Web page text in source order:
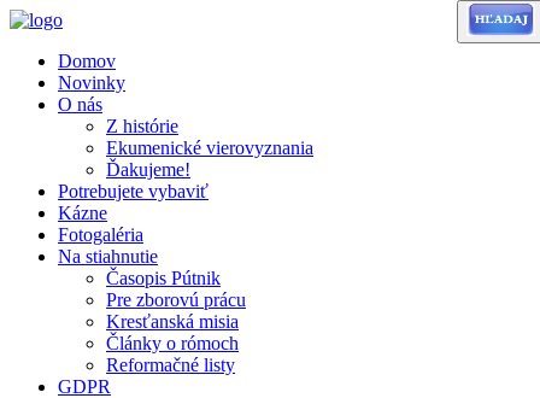
Domov
Novinky
O nás
Z histórie
Ekumenické vierovyznania
Ďakujeme!
Potrebujete vybaviť
Kázne
Fotogaléria
Na stiahnutie
Časopis Pútnik
Pre zborovú prácu
Kresťanská misia
Články o rómoch
Reformačné listy
GDPR